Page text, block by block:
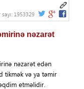
1953329
nəzarət
nəzarət edən
tikmək və ya təmir
etməlidir.